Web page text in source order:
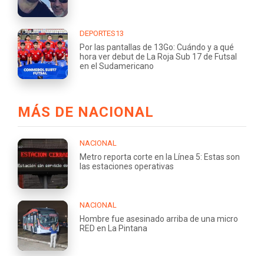
DEPORTES13
Por las pantallas de 13Go: Cuándo y a qué
hora ver debut de La Roja Sub 17 de Futsal
en el Sudamericano
MÁS DE NACIONAL
NACIONAL
Metro reporta corte en la Línea 5: Estas son
las estaciones operativas
NACIONAL
Hombre fue asesinado arriba de una micro
RED en La Pintana